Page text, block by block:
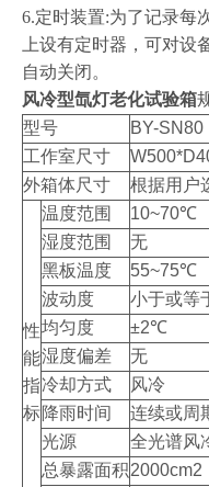
6.定时装置:为了记录每
上设有定时器，可对设
自动关闭。
风冷型氙灯老化试验箱
型号
BY-SN80
工作室尺寸
外箱体尺寸
根据用户
性
能
指
标
温度范围
10~70℃
湿度范围
无
黑板温度
55~75℃
波动度
小于或等
均匀度
±2℃
湿度偏差
无
冷却方式
风冷
降雨时间
连续或周
光源
全光谱风
总暴露面积2000cm2